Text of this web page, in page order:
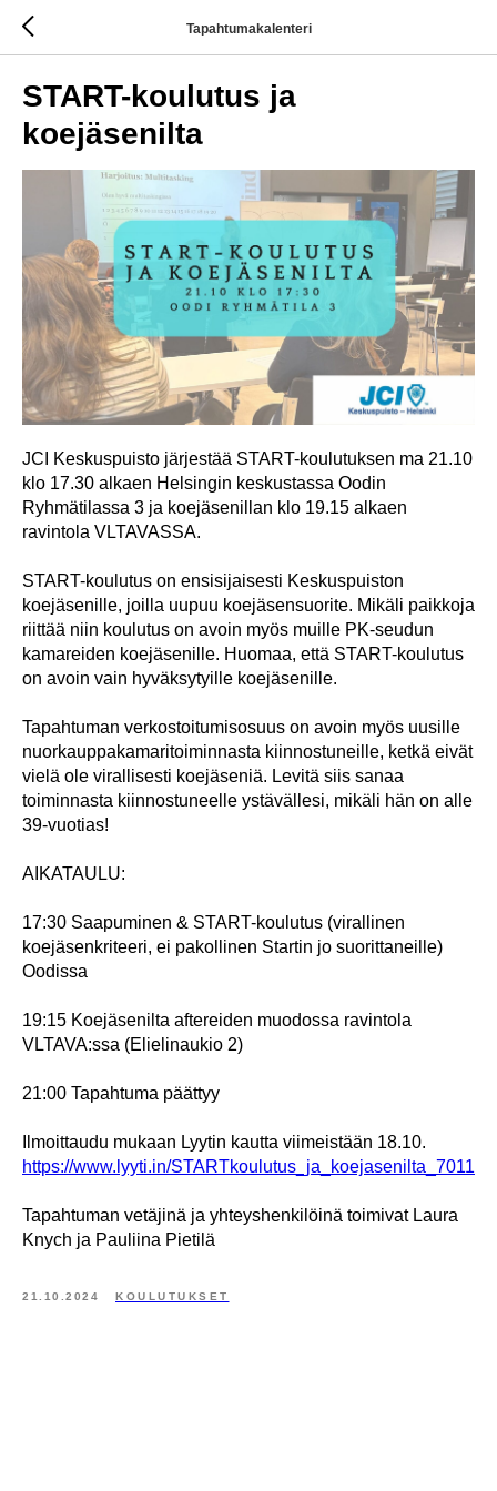
Tapahtumakalenteri
START-koulutus ja
koejäsenilta
JCI Keskuspuisto järjestää START-koulutuksen ma 21.10
klo 17.30 alkaen Helsingin keskustassa Oodin
Ryhmätilassa 3 ja koejäsenillan klo 19.15 alkaen
ravintola VLTAVASSA.
START-koulutus on ensisijaisesti Keskuspuiston
koejäsenille, joilla uupuu koejäsensuorite. Mikäli paikkoja
riittää niin koulutus on avoin myös muille PK-seudun
kamareiden koejäsenille. Huomaa, että START-koulutus
on avoin vain hyväksytyille koejäsenille.
Tapahtuman verkostoitumisosuus on avoin myös uusille
nuorkauppakamaritoiminnasta kiinnostuneille, ketkä eivät
vielä ole virallisesti koejäseniä. Levitä siis sanaa
toiminnasta kiinnostuneelle ystävällesi, mikäli hän on alle
39-vuotias!
AIKATAULU:
17:30 Saapuminen & START-koulutus (virallinen
koejäsenkriteeri, ei pakollinen Startin jo suorittaneille)
Oodissa
19:15 Koejäsenilta aftereiden muodossa ravintola
VLTAVA:ssa (Elielinaukio 2)
21:00 Tapahtuma päättyy
Ilmoittaudu mukaan Lyytin kautta viimeistään 18.10.
https://www.lyyti.in/STARTkoulutus_ja_koejasenilta_7011
Tapahtuman vetäjinä ja yhteyshenkilöinä toimivat Laura
Knych ja Pauliina Pietilä
21.10.2024 KOULUTUKSET